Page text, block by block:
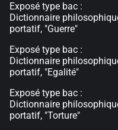
Exposé type bac :
Dictionnaire
portatif, "Guerre"
Exposé type bac :
Dictionnaire
portatif, "Egalité"
Exposé type bac :
Dictionnaire
portatif, "Torture"